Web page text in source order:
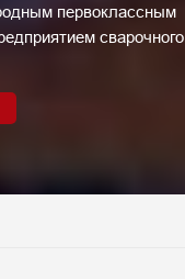
первоклассным
сварочного